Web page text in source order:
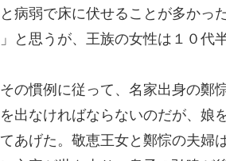
病弱で床に伏せることが多かっ
と思うが、王族の女性は１０代
の慣例に従って、名家出身の鄭
出なければならないのだが、娘
あげた。敬恵王女と鄭悰の夫婦